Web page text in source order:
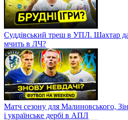
Суддівський треш в УПЛ. Шахтар
мчить в ЛЧ?
Матч сезону для Малиновського,
і українське дербі в АПЛ